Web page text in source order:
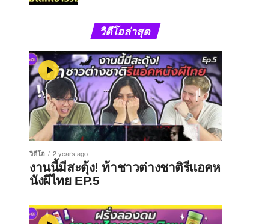
วิดีโอล่าสุด
วิดีโอ 2 years ago
งานนี้มีสะดุ้ง! ท้าชาวต่างชาติรีแอคห
นังผีไทย EP.5